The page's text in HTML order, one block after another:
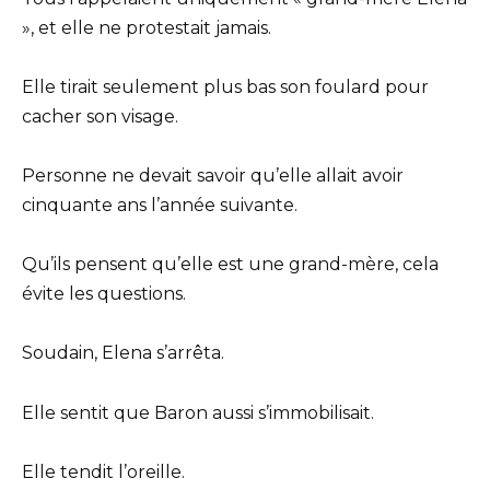
», et elle ne protestait jamais.
Elle tirait seulement plus bas son foulard pour
cacher son visage.
Personne ne devait savoir qu’elle allait avoir
cinquante ans l’année suivante.
Qu’ils pensent qu’elle est une grand-mère, cela
évite les questions.
Soudain, Elena s’arrêta.
Elle sentit que Baron aussi s’immobilisait.
Elle tendit l’oreille.